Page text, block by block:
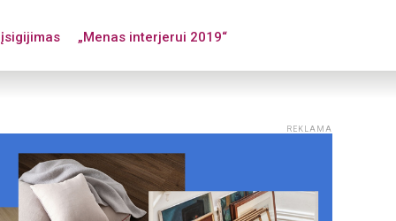
„Menas interjerui 2019“
REKLAMA